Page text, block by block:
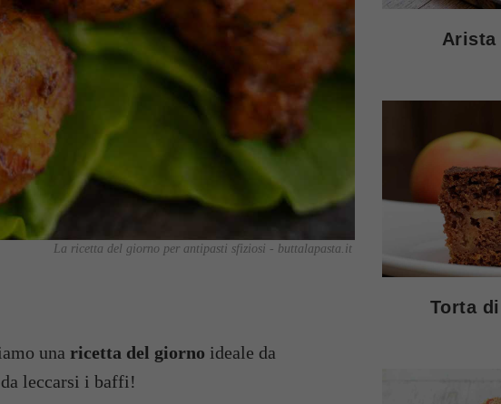
La ricetta del giorno per antipasti sfiziosi - buttalapasta.it
una ricetta del giorno ideale da
da leccarsi i baffi!
Arista
Torta